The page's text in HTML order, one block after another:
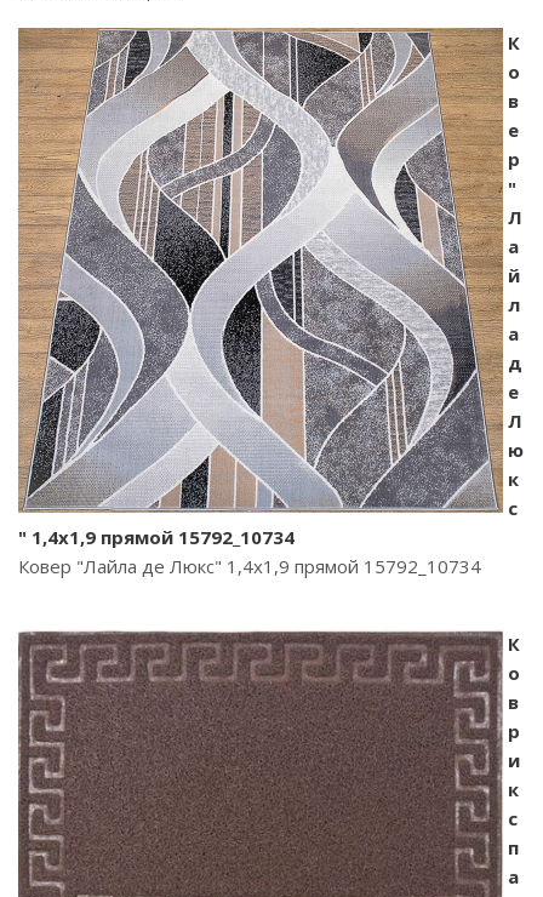
К
о
в
е
р
"
Л
а
й
л
а
д
е
Л
ю
к
с
" 1,4х1,9 прямой 15792_10734
Ковер "Лайла де Люкс" 1,4х1,9 прямой 15792_10734
К
о
в
р
и
к
с
п
а